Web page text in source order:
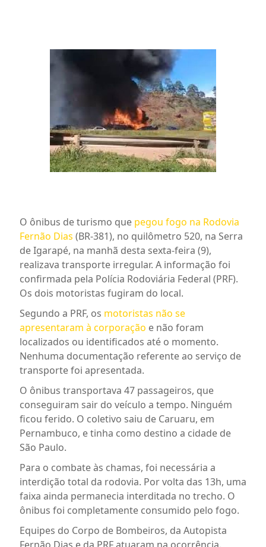
O ônibus de turismo que pegou fogo na Rodovia
Fernão Dias (BR-381), no quilômetro 520, na Serra
de Igarapé, na manhã desta sexta-feira (9),
realizava transporte irregular. A informação foi
confirmada pela Polícia Rodoviária Federal (PRF).
Os dois motoristas fugiram do local.
Segundo a PRF, os motoristas não se
apresentaram à corporação e não foram
localizados ou identificados até o momento.
Nenhuma documentação referente ao serviço de
transporte foi apresentada.
O ônibus transportava 47 passageiros, que
conseguiram sair do veículo a tempo. Ninguém
ficou ferido. O coletivo saiu de Caruaru, em
Pernambuco, e tinha como destino a cidade de
São Paulo.
Para o combate às chamas, foi necessária a
interdição total da rodovia. Por volta das 13h, uma
faixa ainda permanecia interditada no trecho. O
ônibus foi completamente consumido pelo fogo.
Equipes do Corpo de Bombeiros, da Autopista